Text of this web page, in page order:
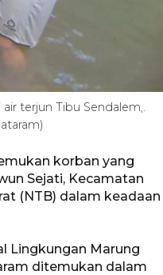
terjun Tibu Sendalem,.
korban yang
Sejati, Kecamatan
(NTB) dalam keadaan
Lingkungan Marung
ditemukan dalam